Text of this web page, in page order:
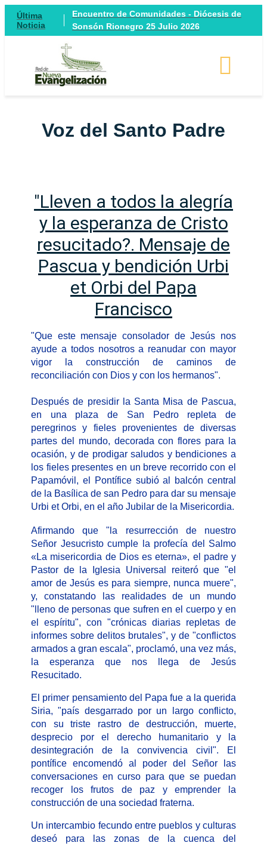
Última
Noticia
Encuentro de Comunidades - Diócesis de
Sonsón Rionegro 25 Julio 2026
Voz del Santo Padre
"Lleven a todos la alegría
y la esperanza de Cristo
resucitado?. Mensaje de
Pascua y bendición Urbi
et Orbi del Papa
Francisco
"Que este mensaje consolador de Jesús nos
ayude a todos nosotros a reanudar con mayor
vigor la construcción de caminos de
reconciliación con Dios y con los hermanos".
Después de presidir la Santa Misa de Pascua,
en una plaza de San Pedro repleta de
peregrinos y fieles provenientes de diversas
partes del mundo, decorada con flores para la
ocasión, y de prodigar saludos y bendiciones a
los fieles presentes en un breve recorrido con el
Papamóvil, el Pontífice subió al balcón central
de la Basílica de san Pedro para dar su mensaje
Urbi et Orbi, en el año Jubilar de la Misericordia.
Afirmando que "la resurrección de nuestro
Señor Jesucristo cumple la profecía del Salmo
«La misericordia de Dios es eterna», el padre y
Pastor de la Iglesia Universal reiteró que "el
amor de Jesús es para siempre, nunca muere",
y, constatando las realidades de un mundo
"lleno de personas que sufren en el cuerpo y en
el espíritu", con "crónicas diarias repletas de
informes sobre delitos brutales", y de "conflictos
armados a gran escala", proclamó, una vez más,
la esperanza que nos llega de Jesús
Resucitado.
El primer pensamiento del Papa fue a la querida
Siria, "país desgarrado por un largo conflicto,
con su triste rastro de destrucción, muerte,
desprecio por el derecho humanitario y la
desintegración de la convivencia civil". El
pontífice encomendó al poder del Señor las
conversaciones en curso para que se puedan
recoger los frutos de paz y emprender la
construcción de una sociedad fraterna.
Un intercambio fecundo entre pueblos y culturas
deseó para las zonas de la cuenca del